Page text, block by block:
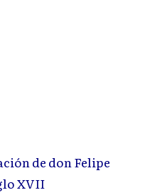
de don Felipe
XVII